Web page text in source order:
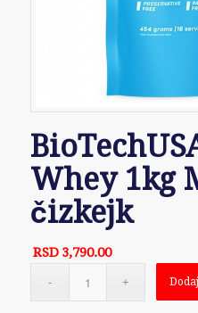
Whey 1kg
čizkejk
RSD 3,790.00